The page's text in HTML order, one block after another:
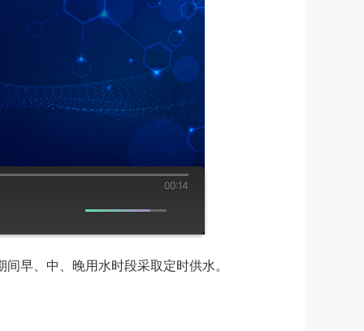
00:14
、中、晚用水时段采取定时供水。